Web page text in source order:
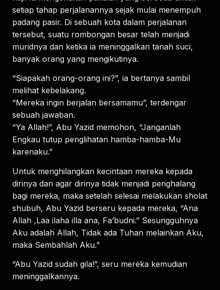
setiap tahap perjalanannya sejak mulai menempuh
padang pasir. Di sebuah kota dalam perjalanan
tersebut, suatu rombongan besar telah menjadi
muridnya dan ketika ia meninggalkan tanah suci,
banyak orang yang mengikutinya.
“Siapakah orang-orang ini?”, ia bertanya sambil
melihat kebelakang.
“Mereka ingin berjalan bersamamu”, terdengar
sebuah jawaban.
“Ya Allah!”, Abu Yazid memohon, “Janganlah
Engkau tutup penglihatan hamba-hamba-Mu
karenaku.”
Untuk menghilangkan kecintaan mereka kepada
dirinya dan agar dirinya tidak menjadi penghalang
bagi mereka, maka setelah selesai melakukan sholat
shubuh, Abu Yazid berseru kepada mereka, “Ana
Allah ,Laa ilaha illa ana, Fa’budni.” Sesungguhnya
Aku adalah Allah, Tidak ada Tuhan melainkan Aku,
maka Sembahlah Aku.”
“Abu Yazid sudah gila!”, seru mereka kemudian
meninggalkannya.